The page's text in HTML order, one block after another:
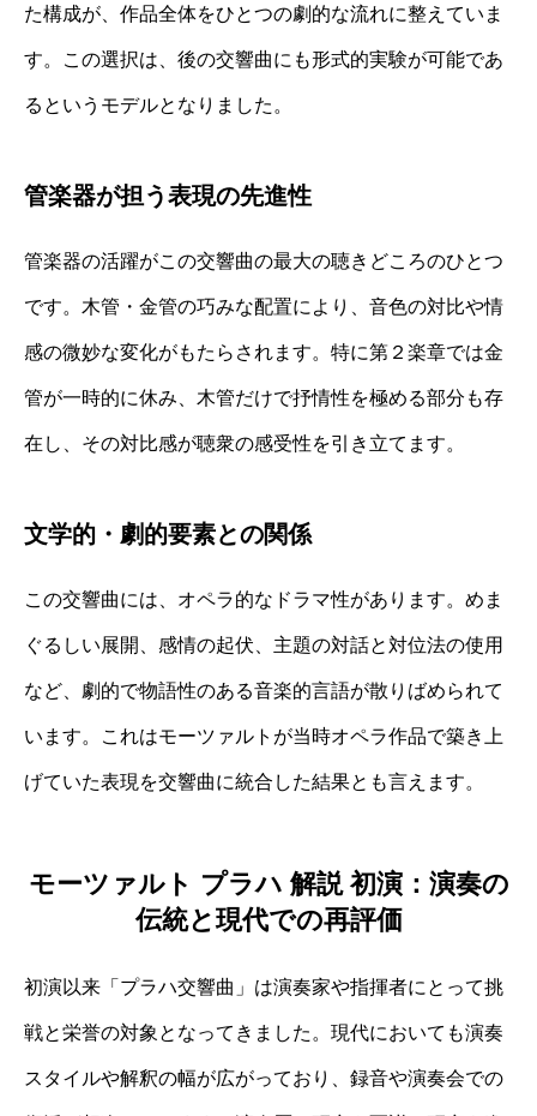
た構成が、作品全体をひとつの劇的な流れに整えていま
す。この選択は、後の交響曲にも形式的実験が可能であ
るというモデルとなりました。
管楽器が担う表現の先進性
管楽器の活躍がこの交響曲の最大の聴きどころのひとつ
です。木管・金管の巧みな配置により、音色の対比や情
感の微妙な変化がもたらされます。特に第２楽章では金
管が一時的に休み、木管だけで抒情性を極める部分も存
在し、その対比感が聴衆の感受性を引き立てます。
文学的・劇的要素との関係
この交響曲には、オペラ的なドラマ性があります。めま
ぐるしい展開、感情の起伏、主題の対話と対位法の使用
など、劇的で物語性のある音楽的言語が散りばめられて
います。これはモーツァルトが当時オペラ作品で築き上
げていた表現を交響曲に統合した結果とも言えます。
モーツァルト プラハ 解説 初演：演奏の
伝統と現代での再評価
初演以来「プラハ交響曲」は演奏家や指揮者にとって挑
戦と栄誉の対象となってきました。現代においても演奏
スタイルや解釈の幅が広がっており、録音や演奏会での